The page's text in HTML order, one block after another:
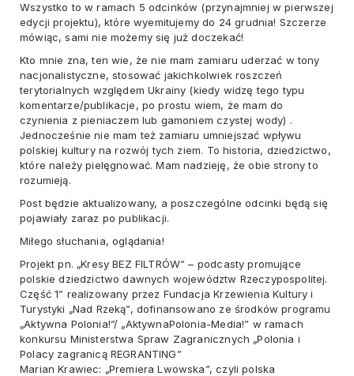
Wszystko to w ramach 5 odcinków (przynajmniej w pierwszej
edycji projektu), które wyemitujemy do 24 grudnia! Szczerze
mówiąc, sami nie możemy się już doczekać!
Kto mnie zna, ten wie, że nie mam zamiaru uderzać w tony
nacjonalistyczne, stosować jakichkolwiek roszczeń
terytorialnych względem Ukrainy (kiedy widzę tego typu
komentarze/publikacje, po prostu wiem, że mam do
czynienia z pieniaczem lub gamoniem czystej wody) .
Jednocześnie nie mam też zamiaru umniejszać wpływu
polskiej kultury na rozwój tych ziem. To historia, dziedzictwo,
które należy pielęgnować. Mam nadzieję, że obie strony to
rozumieją.
Post będzie aktualizowany, a poszczególne odcinki będą się
pojawiały zaraz po publikacji.
Miłego słuchania, oglądania!
Projekt pn. „Kresy BEZ FILTRÓW” – podcasty promujące
polskie dziedzictwo dawnych województw Rzeczypospolitej.
Część 1” realizowany przez Fundacja Krzewienia Kultury i
Turystyki „Nad Rzeką”, dofinansowano ze środków programu
„Aktywna Polonia!”/ „AktywnaPolonia-Media!” w ramach
konkursu Ministerstwa Spraw Zagranicznych „Polonia i
Polacy zagranicą REGRANTING”
Marian Krawiec: „Premiera Lwowska”, czyli polska